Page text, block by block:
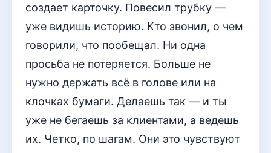
создает карточку. Повесил трубку —
уже видишь историю. Кто звонил, о чем
говорили, что пообещал. Ни одна
просьба не потеряется. Больше не
нужно держать всё в голове или на
клочках бумаги. Делаешь так — и ты
уже не бегаешь за клиентами, а ведешь
их. Четко, по шагам. Они это чувствуют